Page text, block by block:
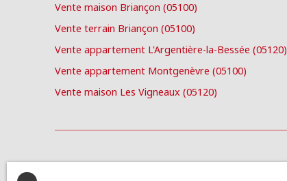
Vente maison Briançon (05100)
Vente terrain Briançon (05100)
Vente appartement L'Argentière-la-Bessée (05120)
Vente appartement Montgenèvre (05100)
Vente maison Les Vigneaux (05120)